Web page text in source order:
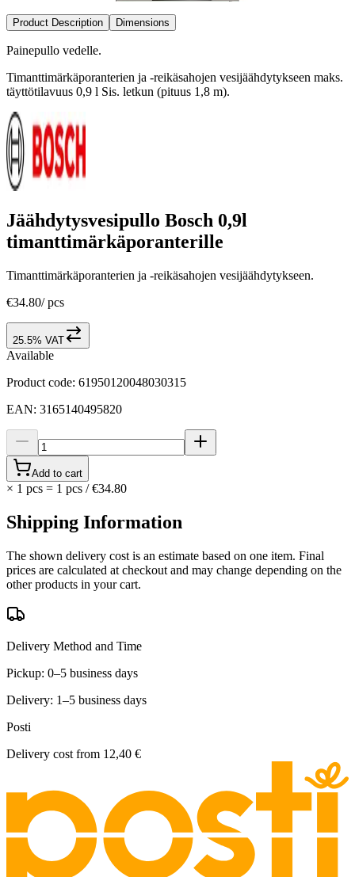
Product Description Dimensions
Painepullo vedelle.
Timanttimärkäporanterien ja -reikäsahojen vesijäähdytykseen maks.
täyttötilavuus 0,9 l Sis. letkun (pituus 1,8 m).
Jäähdytysvesipullo Bosch 0,9l
timanttimärkäporanterille
Timanttimärkäporanterien ja -reikäsahojen vesijäähdytykseen.
€34.80/ pcs
25.5% VAT
Available
Product code: 61950120048030315
EAN: 3165140495820
Add to cart
× 1 pcs = 1 pcs / €34.80
Shipping Information
The shown delivery cost is an estimate based on one item. Final
prices are calculated at checkout and may change depending on the
other products in your cart.
Delivery Method and Time
Pickup: 0–5 business days
Delivery: 1–5 business days
Posti
Delivery cost from 12,40 €